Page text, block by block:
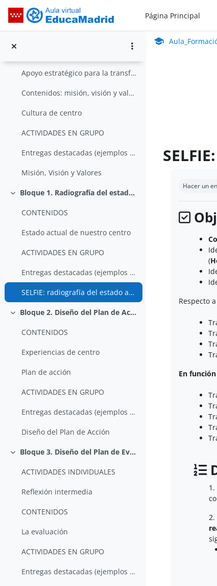
Aula_Formación_En Línea_ISMIEPágina Principal
Colapsar
Contenidos: introducción a los materiales del curs...
Apoyo estratégico para la transformación digital del centro
Contenidos: misión, visión y valores de nuestro ce...
Cultura de centro
ACTIVIDADES EN GRUPO
Entregas destacadas (ejemplos de ediciones anterio...
Misión, Visión y Valores
Colapsar Bloque 1. Radiografía del estado actual de nuestro centro
CONTENIDOS
Estado actual de nuestro centro
ACTIVIDADES EN GRUPO
Entregas destacadas (ejemplos de ediciones anterio...
SELFIE: radiografía del estado actual de nuestro centro
Colapsar Bloque 2. Diseño del Plan de Acción (Cómo hacer SELFIE)
CONTENIDOS
Experiencias de centro
Plan de acción
ACTIVIDADES EN GRUPO
Entregas destacadas (ejemplos de ediciones anterio...
Diseño del Plan de Acción
Colapsar Bloque 3. Diseño del Plan de Evaluación
ACTIVIDADES INDIVIDUALES
Reflexión intermedia
CONTENIDOS
La evaluación
ACTIVIDADES EN GRUPO
Entregas destacadas (ejemplos de ediciones anterio...
Aula Virtual de
Hacer un
(
Respecto
En
1.
2.